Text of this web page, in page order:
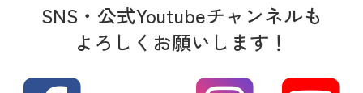
SNS・公式Youtubeチャンネルも
よろしくお願いします！